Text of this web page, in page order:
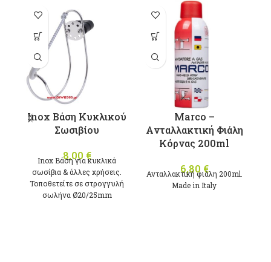
Inox Βάση Κυκλικού
Σωσιβίου
8,00 €
Inox Βάση για κυκλικά
σωσίβια & άλλες χρήσεις.
Τοποθετείτε σε στρογγυλή
σωλήνα Ø20/25mm
Marco –
Aνταλλακτική Φιάλη
Κόρνας 200ml
6,80 €
Ανταλλακτική φιάλη 200ml.
Μade in Italy